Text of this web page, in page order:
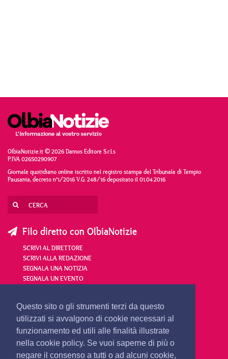
Questo sito o gli strumenti terzi da questo
utilizzati si avvalgono di cookie necessari al
funzionamento ed utili alle finalità illustrate
nella cookie policy. Se vuoi saperne di più o
negare il consenso a tutti o ad alcuni cookie,
OlbiaNotizie.it © 2026 Damos Editore S.r.l.s
P.IVA 02650290907
Giornale quotidiano online iscritto nel registro stampa del Tribunale di Tempio
Pausania, decreto n°1/2016 V.G. 248/16 depositato il 01.04.2016
Filo diretto con OlbiaNotizie
SCRIVI AL DIRETTORE
SCRIVI ALLA REDAZIONE
SEGNALA UNA NOTIZIA
SEGNALA UN EVENTO
redazione@olbianotizie.it